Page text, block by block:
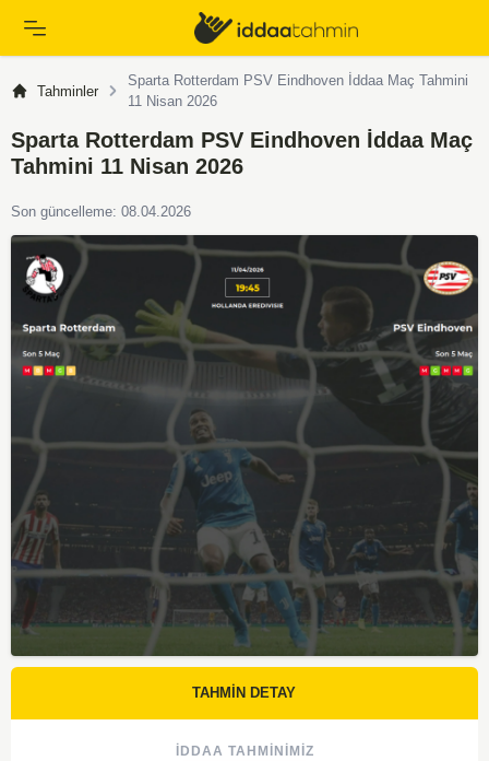
Tahminler
Sparta Rotterdam PSV Eindhoven İddaa Maç Tahmini
11 Nisan 2026
Sparta Rotterdam PSV Eindhoven İddaa Maç
Tahmini 11 Nisan 2026
Son güncelleme: 08.04.2026
TAHMİN DETAY
İDDAA TAHMINIMIZ